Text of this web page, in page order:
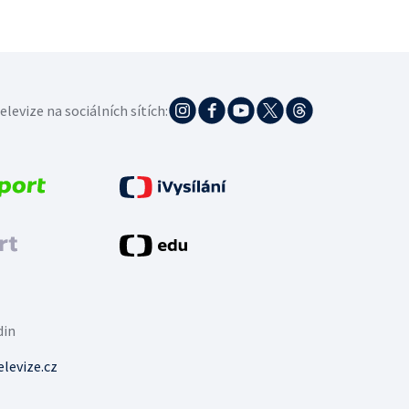
na sociálních sítích: